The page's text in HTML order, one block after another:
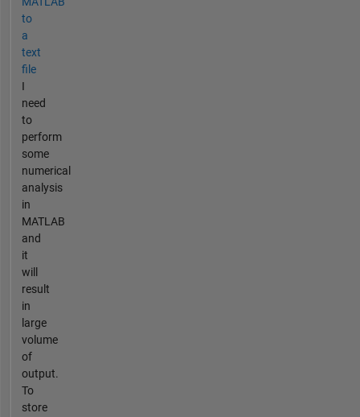
to
a
text
file
I
need
to
perform
some
numerical
analysis
in
MATLAB
and
it
will
result
in
large
volume
of
output.
To
store